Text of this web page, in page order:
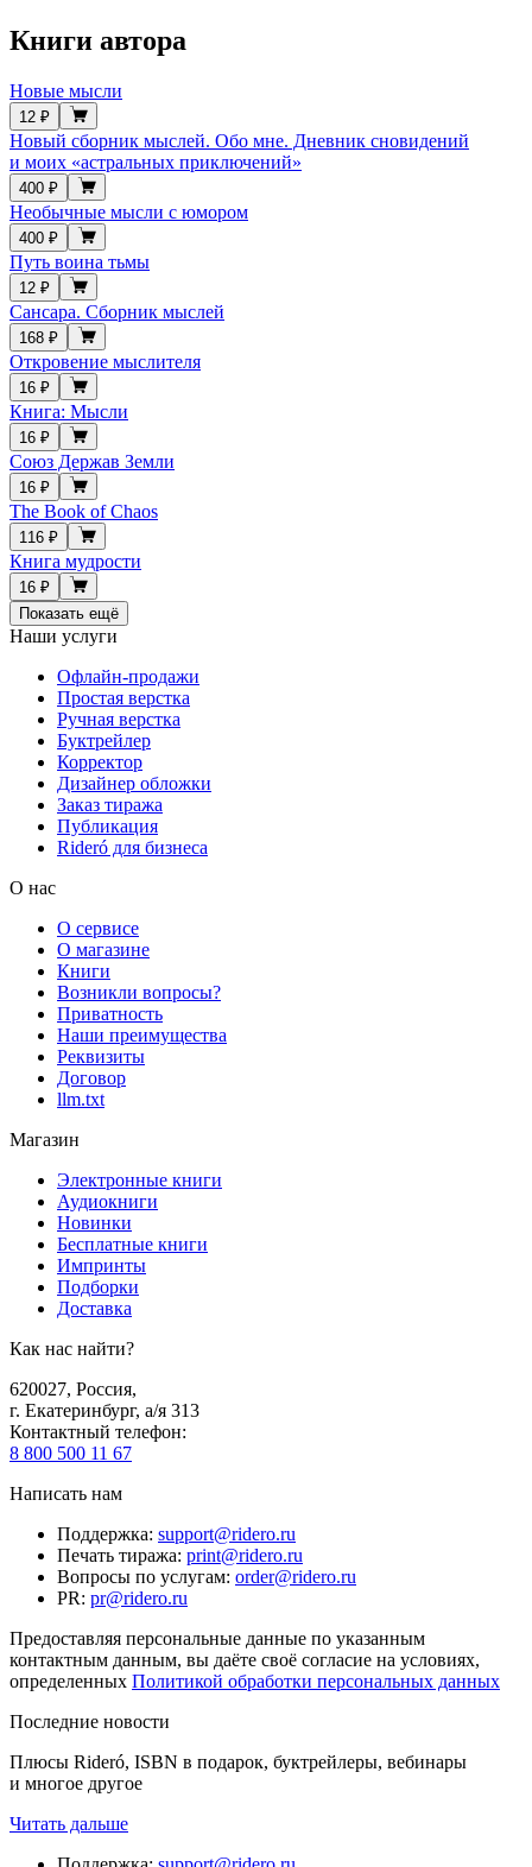
Книги автора
Новые мысли
12 ₽
Новый сборник мыслей. Обо мне. Дневник сновидений
и моих «астральных приключений»
400 ₽
Необычные мысли с юмором
400 ₽
Путь воина тьмы
12 ₽
Сансара. Сборник мыслей
168 ₽
Откровение мыслителя
16 ₽
Книга: Мысли
16 ₽
Союз Держав Земли
16 ₽
The Book of Chaos
116 ₽
Книга мудрости
16 ₽
Показать ещё
Наши услуги
Офлайн-продажи
Простая верстка
Ручная верстка
Буктрейлер
Корректор
Дизайнер обложки
Заказ тиража
Публикация
Rideró для бизнеса
О нас
О сервисе
О магазине
Книги
Возникли вопросы?
Приватность
Наши преимущества
Реквизиты
Договор
llm.txt
Магазин
Электронные книги
Аудиокниги
Новинки
Бесплатные книги
Импринты
Подборки
Доставка
Как нас найти?
620027, Россия,
г. Екатеринбург, а/я 313
Контактный телефон:
8 800 500 11 67
Написать нам
Поддержка: support@ridero.ru
Печать тиража: print@ridero.ru
Вопросы по услугам: order@ridero.ru
PR: pr@ridero.ru
Предоставляя персональные данные по указанным
контактным данным, вы даёте своё согласие на условиях,
определенных Политикой обработки персональных данных
Последние новости
Плюсы Rideró, ISBN в подарок, буктрейлеры, вебинары
и многое другое
Читать дальше